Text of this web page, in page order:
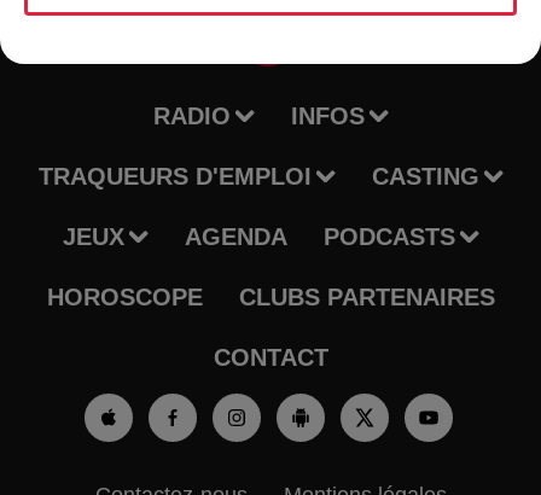
RADIO INFOS
TRAQUEURS D'EMPLOI CASTING
JEUX AGENDA PODCASTS
HOROSCOPE CLUBS PARTENAIRES
CONTACT